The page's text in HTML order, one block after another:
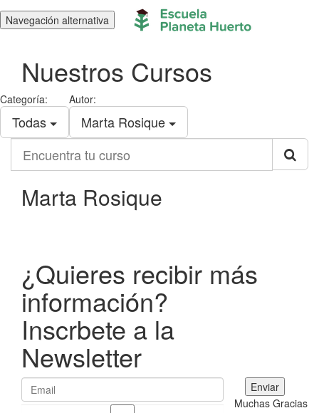
Navegación alternativa
Nuestros Cursos
Categoría:
Todas
Autor:
Marta Rosique
curso
Marta Rosique
¿Quieres recibir más
información?
Inscrbete a la
Newsletter
Muchas Gracias